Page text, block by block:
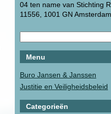
04 ten name van Stichting
11556, 1001 GN Amsterdam.
Menu
Buro Jansen & Janssen
Justitie en Veiligheidsbeleid
Categorieën